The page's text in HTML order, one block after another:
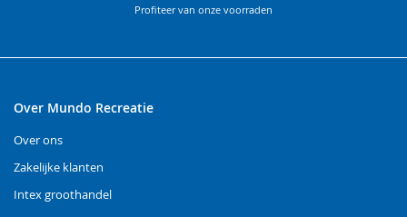
Profiteer van onze voorraden
Over Mundo Recreatie
Over ons
Zakelijke klanten
Intex groothandel